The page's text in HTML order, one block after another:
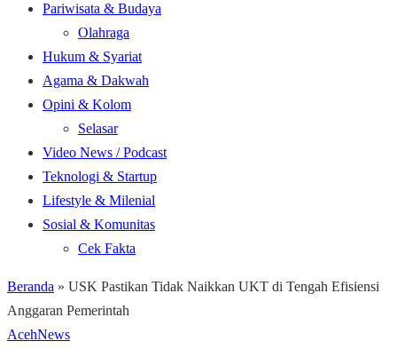
Pariwisata & Budaya
Olahraga
Hukum & Syariat
Agama & Dakwah
Opini & Kolom
Selasar
Video News / Podcast
Teknologi & Startup
Lifestyle & Milenial
Sosial & Komunitas
Cek Fakta
Beranda » USK Pastikan Tidak Naikkan UKT di Tengah Efisiensi
Anggaran Pemerintah
AcehNews